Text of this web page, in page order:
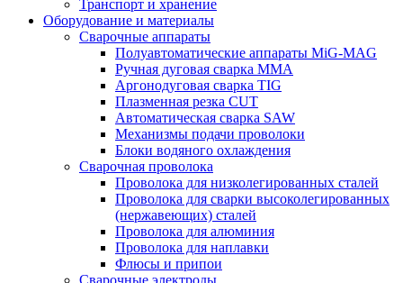
Транспорт и хранение
Оборудование и материалы
Сварочные аппараты
Полуавтоматические аппараты MiG-MAG
Ручная дуговая сварка MMA
Аргонодуговая сварка TIG
Плазменная резка CUT
Автоматическая сварка SAW
Механизмы подачи проволоки
Блоки водяного охлаждения
Сварочная проволока
Проволока для низколегированных сталей
Проволока для сварки высоколегированных
(нержавеющих) сталей
Проволока для алюминия
Проволока для наплавки
Флюсы и припои
Сварочные электроды